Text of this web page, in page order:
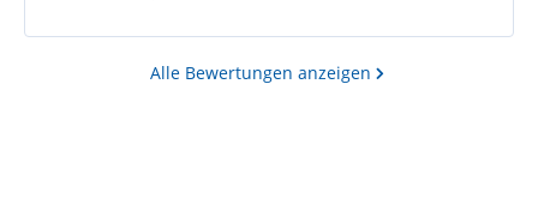
Alle Bewertungen anzeigen